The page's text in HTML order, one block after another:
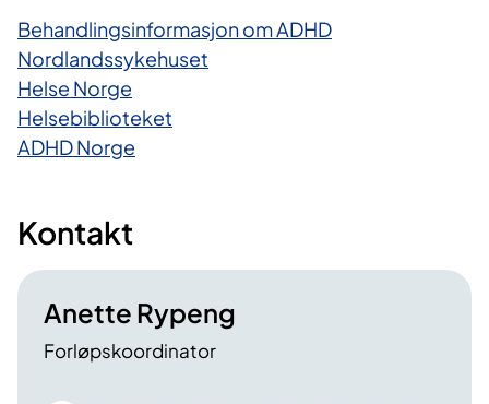
Behandlingsinformasjon om ADHD
Nordlandssykehuset
Helse Norge
Helsebiblioteket
ADHD Norge
Kontakt
Anette Rypeng
Forløpskoordinator